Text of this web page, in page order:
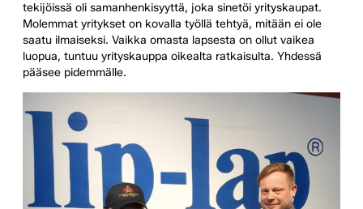
tekijöissä oli samanhenkisyyttä, joka sinetöi yrityskaupat.
Molemmat yritykset on kovalla työllä tehtyä, mitään ei ole
saatu ilmaiseksi. Vaikka omasta lapsesta on ollut vaikea
luopua, tuntuu yrityskauppa oikealta ratkaisulta. Yhdessä
pääsee pidemmälle.